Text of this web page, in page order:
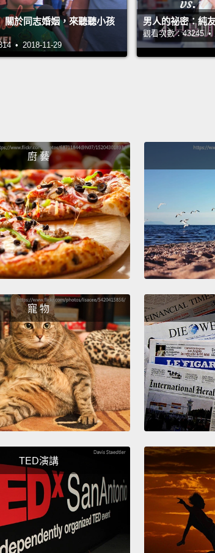
關於同志婚姻，來聽聽小孩
• 2018-11-29
男人的祕密：純
觀看次數：43245 •
廚 藝
寵 物
TED演講